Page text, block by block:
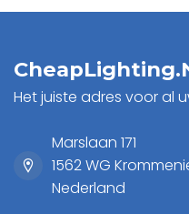
Het juiste adres voor al
Marslaan 171
1562 WG
Nederland